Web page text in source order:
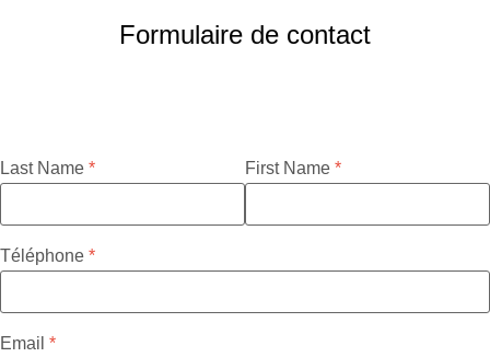
Formulaire de contact
Last Name First Name
Téléphone
Email